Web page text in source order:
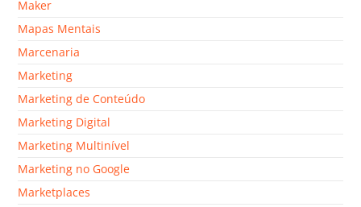
Maker
Mapas Mentais
Marcenaria
Marketing
Marketing de Conteúdo
Marketing Digital
Marketing Multinível
Marketing no Google
Marketplaces